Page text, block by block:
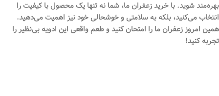
بهره‌مند شوید. با خرید زعفران ما، شما نه تنها یک محصول با کیفیت را
انتخاب می‌کنید، بلکه به سلامتی و خوشحالی خود نیز اهمیت می‌دهید.
همین امروز زعفران ما را امتحان کنید و طعم واقعی این ادویه بی‌نظیر را
تجربه کنید!